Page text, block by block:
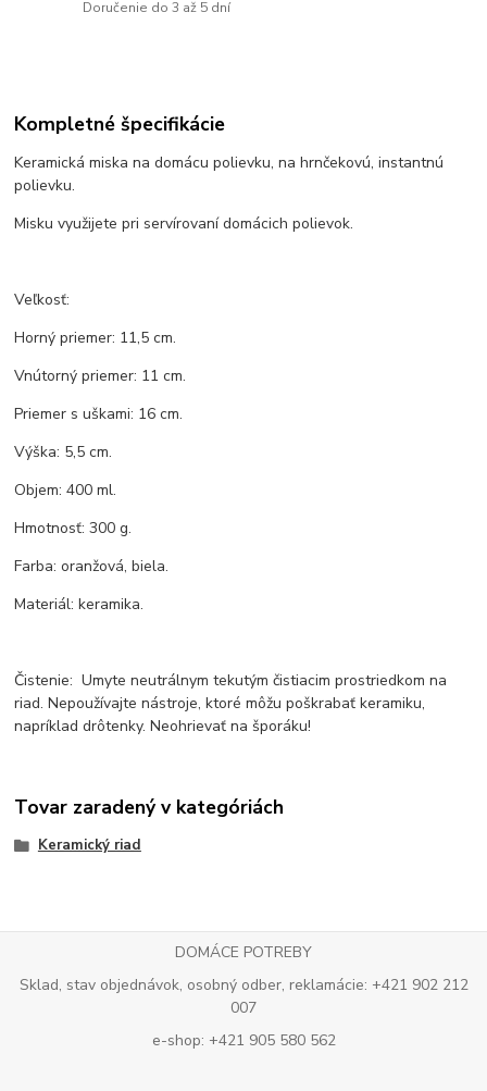
Doručenie do 3 až 5 dní
Kompletné špecifikácie
Keramická miska na domácu polievku, na hrnčekovú, instantnú
polievku.
Misku využijete pri servírovaní domácich polievok.
Veľkosť:
Horný priemer: 11,5 cm.
Vnútorný priemer: 11 cm.
Priemer s uškami: 16 cm.
Výška: 5,5 cm.
Objem: 400 ml.
Hmotnosť: 300 g.
Farba: oranžová, biela.
Materiál: keramika.
Čistenie: Umyte neutrálnym tekutým čistiacim prostriedkom na
riad. Nepoužívajte nástroje, ktoré môžu poškrabať keramiku,
napríklad drôtenky. Neohrievať na šporáku!
Tovar zaradený v kategóriách
Keramický riad
DOMÁCE POTREBY
Sklad, stav objednávok, osobný odber, reklamácie: +421 902 212
007
e-shop: +421 905 580 562